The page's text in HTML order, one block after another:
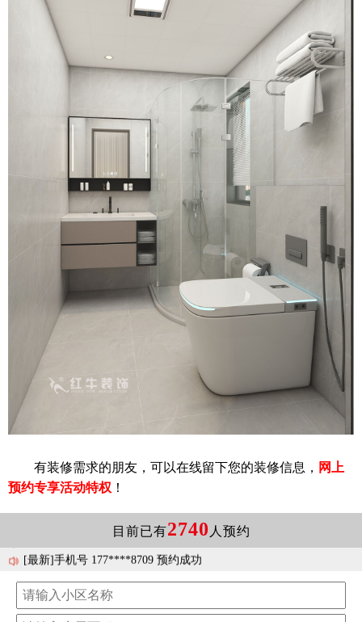
有装修需求的朋友，可以在线留下您的装修信息， 网上
预约专享活动特权 ！
目前已有2740 人预约
[最新]手机号 158****3528 预约成功
[最新]手机号 177****1078 预约成功
[最新]手机号 158****7971 预约成功
[最新]手机号 185****2957 预约成功
[最新]手机号 177****8709 预约成功
[最新]手机号 181****8835 预约成功
[最新]手机号 138****3560 预约成功